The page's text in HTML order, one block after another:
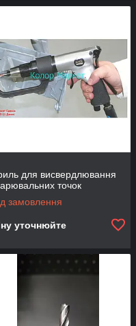
професійний
аварії активно
обладнання до якого
різних конструкцій .
, рами) , силових
. З допомогою
відновити
мати різні
підсумку визначають
незначних пошкоджень
для більш
зварювання :
та сучасне
Світовим ім'ям"
від англійського
передбачає
точках .
розмір або
параметрами як
для висвердлювання
точок
замовлення
уточнюйте